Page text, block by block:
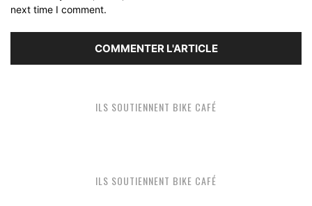
next time I comment.